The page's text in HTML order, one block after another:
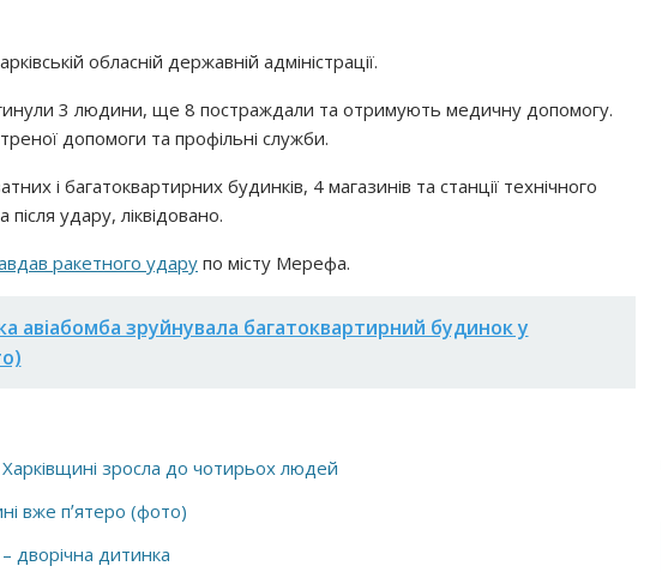
обласній державній адміністрації.
3 людини, ще 8 постраждали та отримують медичну допомогу.
допомоги та профільні служби.
і багатоквартирних будинків, 4 магазинів та станції технічного
удару, ліквідовано.
ракетного ударупо місту Мерефа.
авіабомба зруйнувала багатоквартирний будинок у
Харківщині зросла до чотирьох людей
вже пʼятеро (фото)
дворічна дитинка